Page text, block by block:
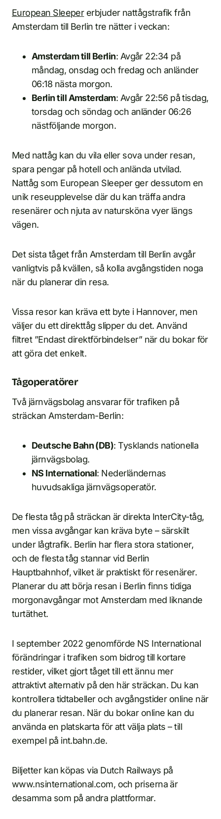
European Sleepererbjuder nattågstrafik från
Amsterdam till Berlin tre nätter i veckan:
Amsterdam till Berlin: Avgår 22:34 på
måndag, onsdag och fredag och anländer
06:18 nästa morgon.
Berlin till Amsterdam: Avgår 22:56 på tisdag,
torsdag och söndag och anländer 06:26
nästföljande morgon.
Med nattåg kan du vila eller sova under resan,
spara pengar på hotell och anlända utvilad.
Nattåg som European Sleeper ger dessutom en
unik reseupplevelse där du kan träffa andra
resenärer och njuta av natursköna vyer längs
vägen.
Det sista tåget från Amsterdam till Berlin avgår
vanligtvis på kvällen, så kolla avgångstiden noga
när du planerar din resa.
Vissa resor kan kräva ett byte i Hannover, men
väljer du ett direkttåg slipper du det. Använd
filtret ”Endast direktförbindelser” när du bokar för
att göra det enkelt.
Tågoperatörer
Två järnvägsbolag ansvarar för trafiken på
sträckan Amsterdam-Berlin:
Deutsche Bahn (DB): Tysklands nationella
järnvägsbolag.
NS International: Nederländernas
huvudsakliga järnvägsoperatör.
De flesta tåg på sträckan är direkta InterCity-tåg,
men vissa avgångar kan kräva byte – särskilt
under lågtrafik. Berlin har flera stora stationer,
och de flesta tåg stannar vid Berlin
Hauptbahnhof, vilket är praktiskt för resenärer.
Planerar du att börja resan i Berlin finns tidiga
morgonavgångar mot Amsterdam med liknande
turtäthet.
I september 2022 genomförde NS International
förändringar i trafiken som bidrog till kortare
restider, vilket gjort tåget till ett ännu mer
attraktivt alternativ på den här sträckan. Du kan
kontrollera tidtabeller och avgångstider online när
du planerar resan. När du bokar online kan du
använda en platskarta för att välja plats – till
exempel på int.bahn.de.
Biljetter kan köpas via Dutch Railways på
www.nsinternational.com, och priserna är
desamma som på andra plattformar.